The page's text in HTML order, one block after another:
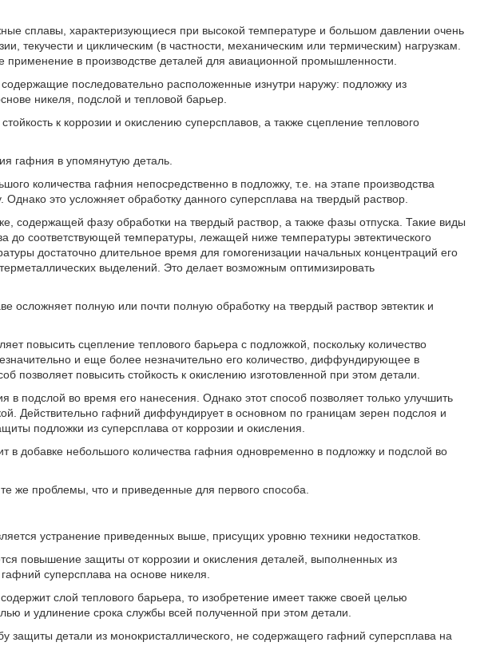
сплавы, характеризующиеся при высокой температуре и большом давлении очень
текучести и циклическим (в частности, механическим или термическим) нагрузкам.
применение в производстве деталей для авиационной промышленности.
последовательно расположенные изнутри наружу: подложку из
никеля, подслой и тепловой барьер.
к коррозии и окислению суперсплавов, а также сцепление теплового
гафния в упомянутую деталь.
количества гафния непосредственно в подложку, т.е. на этапе производства
это усложняет обработку данного суперсплава на твердый раствор.
содержащей фазу обработки на твердый раствор, а также фазы отпуска. Такие виды
до соответствующей температуры, лежащей ниже температуры эвтектического
достаточно длительное время для гомогенизации начальных концентраций его
выделений. Это делает возможным оптимизировать
осложняет полную или почти полную обработку на твердый раствор эвтектик и
повысить сцепление теплового барьера с подложкой, поскольку количество
и еще более незначительно его количество, диффундирующее в
позволяет повысить стойкость к окислению изготовленной при этом детали.
в подслой во время его нанесения. Однако этот способ позволяет только улучшить
Действительно гафний диффундирует в основном по границам зерен подслоя и
подложки из суперсплава от коррозии и окисления.
в добавке небольшого количества гафния одновременно в подложку и подслой во
же проблемы, что и приведенные для первого способа.
устранение приведенных выше, присущих уровню техники недостатков.
повышение защиты от коррозии и окисления деталей, выполненных из
суперсплава на основе никеля.
слой теплового барьера, то изобретение имеет также своей целью
и удлинение срока службы всей полученной при этом детали.
защиты детали из монокристаллического, не содержащего гафний суперсплава на